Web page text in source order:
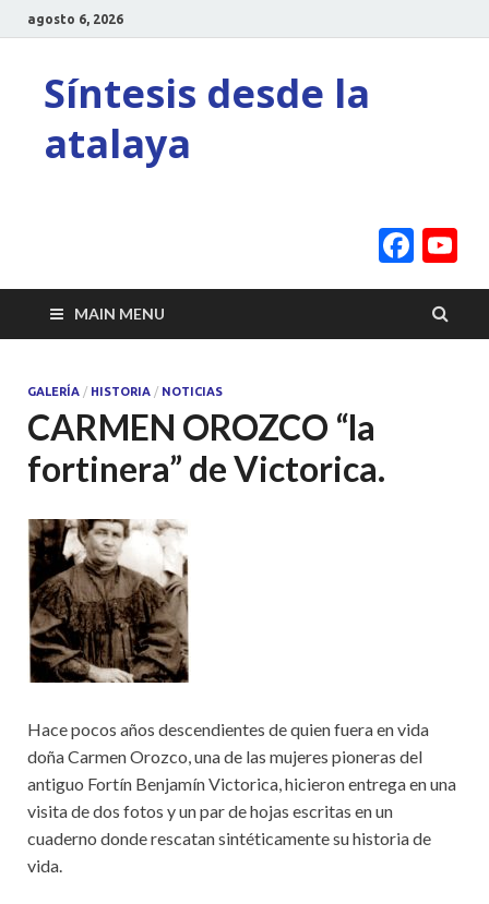
agosto 6, 2026
Síntesis desde la
atalaya
MAIN MENU
GALERÍA / HISTORIA / NOTICIAS
CARMEN OROZCO “la
fortinera” de Victorica.
Hace pocos años descendientes de quien fuera en vida
doña Carmen Orozco, una de las mujeres pioneras del
antiguo Fortín Benjamín Victorica, hicieron entrega en una
visita de dos fotos y un par de hojas escritas en un
cuaderno donde rescatan sintéticamente su historia de
vida.